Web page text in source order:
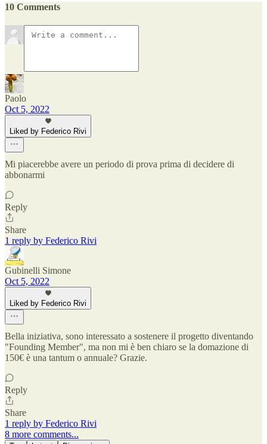
10 Comments
Paolo
Oct 5, 2022
Liked by Federico Rivi
Mi piacerebbe avere un periodo di prova prima di decidere di
abbonarmi
Reply
Share
1 reply by Federico Rivi
Gubinelli Simone
Oct 5, 2022
Liked by Federico Rivi
Bella iniziativa, sono interessato a sostenere il progetto diventando
"Founding Member", ma non mi è ben chiaro se la domazione di
150€ è una tantum o annuale? Grazie.
Reply
Share
1 reply by Federico Rivi
8 more comments...